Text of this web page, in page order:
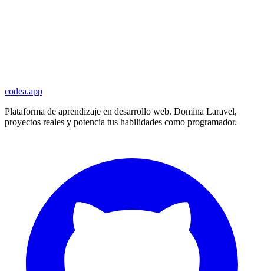
codea.app
Plataforma de aprendizaje en desarrollo web. Domina Laravel,
proyectos reales y potencia tus habilidades como programador.